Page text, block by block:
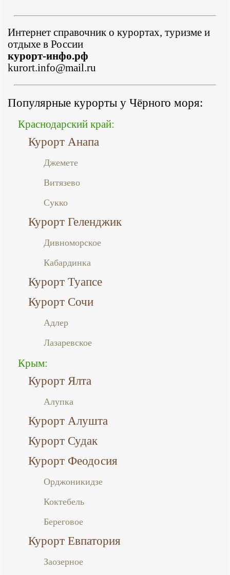
Интернет справочник о курортах, туризме и
отдыхе в России
курорт-инфо.рф
kurort.info@mail.ru
Популярные курорты у Чёрного моря:
Краснодарский край:
Курорт Анапа
Джемете
Витязево
Сукко
Курорт Геленджик
Дивноморское
Кабардинка
Курорт Туапсе
Курорт Сочи
Адлер
Лазаревское
Крым:
Курорт Ялта
Алупка
Курорт Алушта
Курорт Судак
Курорт Феодосия
Орджоникидзе
Коктебель
Береговое
Курорт Евпатория
Заозерное